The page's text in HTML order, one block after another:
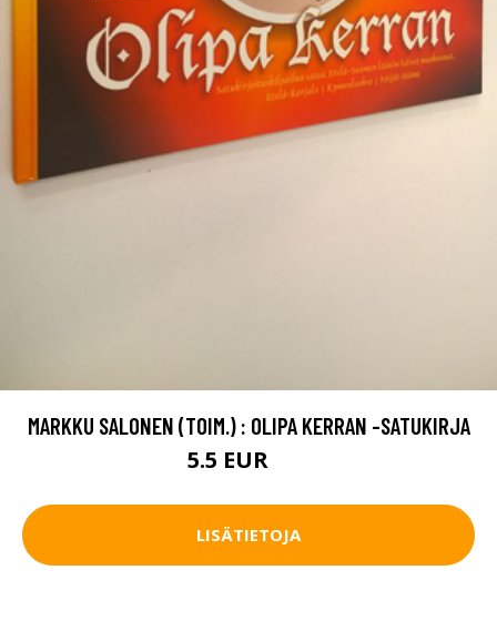
MARKKU SALONEN (TOIM.) : OLIPA KERRAN -SATUKIRJA
5.5 EUR
LISÄTIETOJA